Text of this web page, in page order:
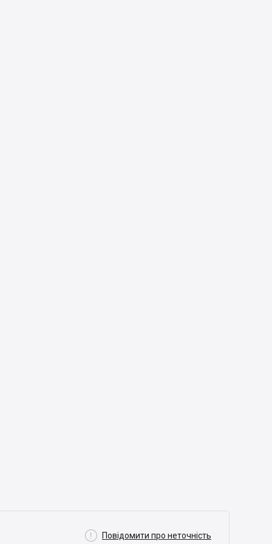
 Повідомити про неточність